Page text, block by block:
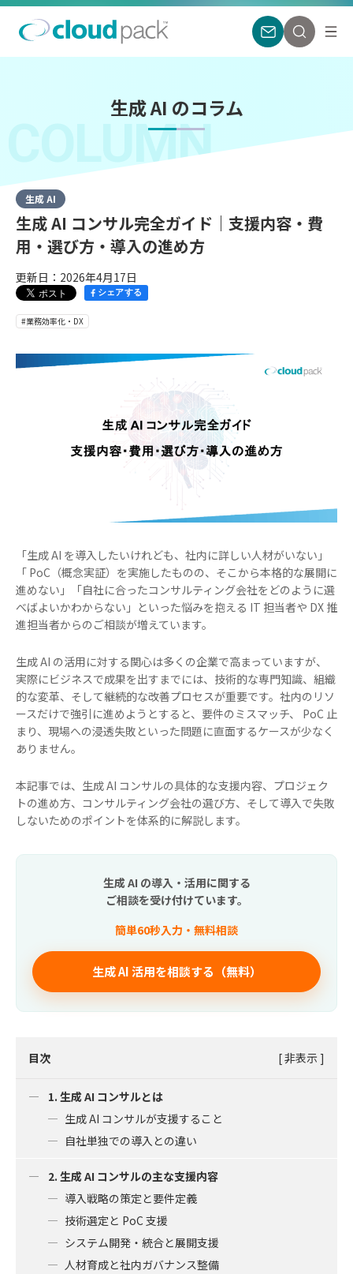
生成 AI のコラム
COLUMN
生成 AI
生成 AI コンサル完全ガイド｜支援内容・費
用・選び方・導入の進め方
更新日：2026年4月17日
シェアする
#業務効率化・DX
「生成 AI を導入したいけれども、社内に詳しい人材がいない」
「 PoC（概念実証）を実施したものの、そこから本格的な展開に
進めない」「自社に合ったコンサルティング会社をどのように選
べばよいかわからない」といった悩みを抱える IT 担当者や DX 推
進担当者からのご相談が増えています。
生成 AI の活用に対する関心は多くの企業で高まっていますが、
実際にビジネスで成果を出すまでには、技術的な専門知識、組織
的な変革、そして継続的な改善プロセスが重要です。社内のリソ
ースだけで強引に進めようとすると、要件のミスマッチ、 PoC 止
まり、現場への浸透失敗といった問題に直面するケースが少なく
ありません。
本記事では、生成 AI コンサルの具体的な支援内容、プロジェク
トの進め方、コンサルティング会社の選び方、そして導入で失敗
しないためのポイントを体系的に解説します。
生成 AI の導入・活用に関する
ご相談を受け付けています。
簡単60秒入力・無料相談
生成 AI 活用を相談する（無料）
目次 [非表示 ]
1. 生成 AI コンサルとは
生成 AI コンサルが支援すること
自社単独での導入との違い
2. 生成 AI コンサルの主な支援内容
導入戦略の策定と要件定義
技術選定と PoC 支援
システム開発・統合と展開支援
人材育成と社内ガバナンス整備